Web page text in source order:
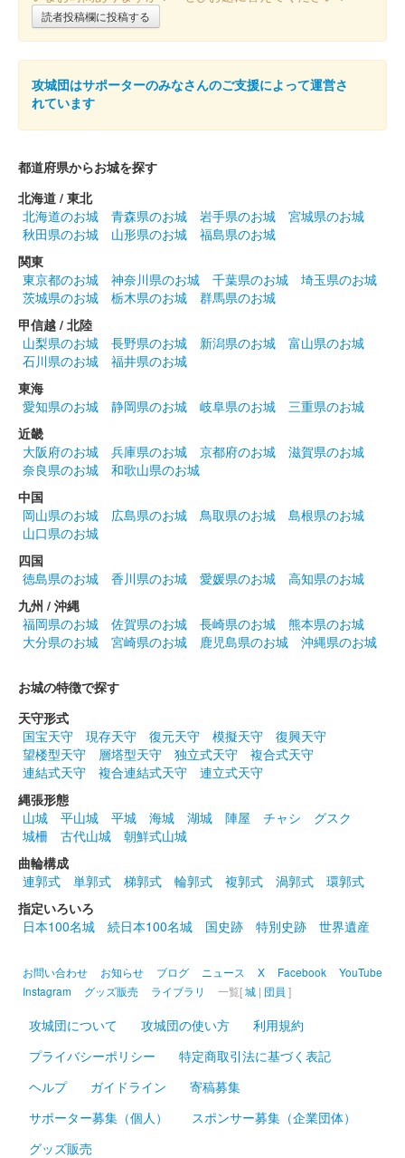
夜間公開限定で販売された御城印。追手門前のブースで販売され
た。
高知城 御城印 令和8年 切り絵版
台紙が紺と金の2種類あり。
高知城 御城印
現存十二天守シリーズの第2弾として、紀州戦国屋の御城印など
1000円以上購入するともらえるプレゼント企画の御城印。2025
年3月1日〜4月30日まで配布された後、紀州戦国屋のオンライン
ショップにて……
高知城 御城印 にっぽん城まつり2024・可知凜花揮毫
版
書家 可知凜花氏が書置きで揮毫した御城印。にっぽん城まつり
の印が限定印として捺印されている。
大高坂城跡（高知城） 御城印
配布終了
28日に開催の「ニッポン城めぐり」企画第3弾「土佐さんぽ 御城
印ラリー」にて配布された。
高知城 御城印
配布終了
「土佐和紙」を使用した御城印。令和4年11月15日〜令和5年2月
28日に開催の「ニッポン城めぐり」企画第3弾「土佐さんぽ 御城
印ラリー」にて配布された。
墨城印 高知城
墨城印シリーズ第21弾
配布終了
「土佐和紙」を使用した御城印。令和3年11月30日（火）～令和
マの休日キャンペーン」コラボ企画第2弾「土佐城さんぽ 御城印
大高坂城跡（高知城） 御城印
読者投稿欄に投稿する
攻城団はサポーターのみなさんのご支援によって運営さ
れています
都道府県からお城を探す
北海道 / 東北
北海道のお城
青森県のお城 岩手県のお城
宮城県のお城
秋田県のお城
山形県のお城
福島県のお城
関東
東京都のお城
神奈川県のお城 千葉県のお城
埼玉県のお城
茨城県のお城
栃木県のお城
群馬県のお城
甲信越 / 北陸
山梨県のお城
長野県のお城 新潟県のお城
富山県のお城
石川県のお城
福井県のお城
東海
愛知県のお城
静岡県のお城 岐阜県のお城
三重県のお城
近畿
大阪府のお城
兵庫県のお城 京都府のお城
滋賀県のお城
奈良県のお城
和歌山県のお城
中国
岡山県のお城
広島県のお城 鳥取県のお城
島根県のお城
山口県のお城
四国
徳島県のお城
香川県のお城 愛媛県のお城
高知県のお城
九州 / 沖縄
福岡県のお城
佐賀県のお城 長崎県のお城
熊本県のお城
大分県のお城
宮崎県のお城 鹿児島県のお城 沖縄県のお城
お城の特徴で探す
天守形式
国宝天守
現存天守 復元天守 模擬天守
復興天守
望楼型天守
層塔型天守 独立式天守
複合式天守
連結式天守
複合連結式天守
連立式天守
縄張形態
山城
平山城 平城 海城 湖城 陣屋 チャシ
グスク
城柵
古代山城
朝鮮式山城
曲輪構成
連郭式
単郭式 梯郭式 輪郭式 複郭式 渦郭式
環郭式
指定いろいろ
日本100名城
続日本100名城 国史跡 特別史跡 世界遺産
お問い合わせ お知らせ ブログ ニュース X Facebook
YouTube
Instagram
グッズ販売 ライブラリ 一覧[城 | 団員 ]
攻城団について 攻城団の使い方
利用規約
プライバシーポリシー
特定商取引法に基づく表記
ヘルプ
ガイドライン
寄稿募集
サポーター募集（個人）
スポンサー募集（企業団体）
グッズ販売